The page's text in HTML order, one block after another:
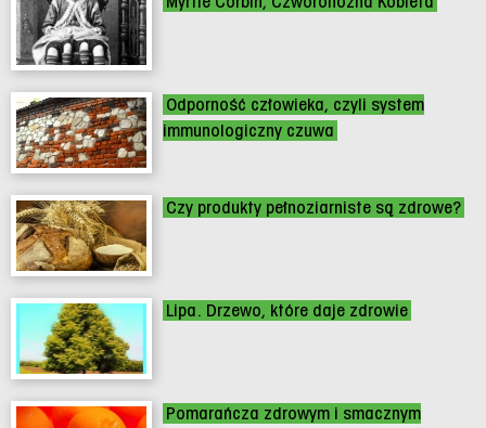
Odporność człowieka, czyli system
immunologiczny czuwa
Czy produkty pełnoziarniste są zdrowe?
Lipa. Drzewo, które daje zdrowie
Pomarańcza zdrowym i smacznym